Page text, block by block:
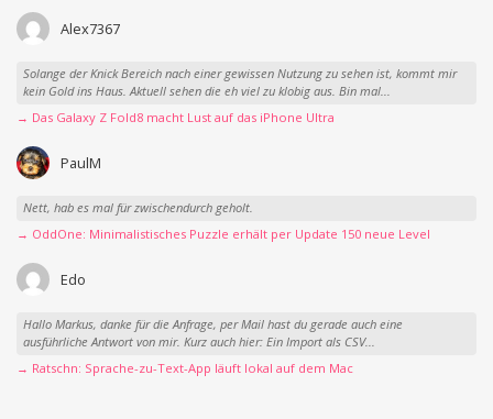
Alex7367
Solange der Knick Bereich nach einer gewissen Nutzung zu sehen ist, kommt mir
kein Gold ins Haus. Aktuell sehen die eh viel zu klobig aus. Bin mal...
→ Das Galaxy Z Fold8 macht Lust auf das iPhone Ultra
PaulM
Nett, hab es mal für zwischendurch geholt.
→ OddOne: Minimalistisches Puzzle erhält per Update 150 neue Level
Edo
Hallo Markus, danke für die Anfrage, per Mail hast du gerade auch eine
ausführliche Antwort von mir. Kurz auch hier: Ein Import als CSV...
→ Ratschn: Sprache-zu-Text-App läuft lokal auf dem Mac